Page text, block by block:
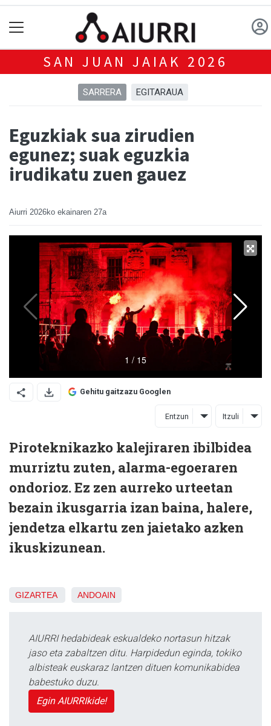
SAN JUAN JAIAK 2026
SARRERA EGITARAUA
Eguzkiak sua zirudien
egunez; suak eguzkia
irudikatu zuen gauez
Aiurri 2026ko ekainaren 27a
Gehitu gaitzazu Googlen
Entzun Itzuli
Piroteknikazko kalejiraren ibilbidea
murriztu zuten, alarma-egoeraren
ondorioz. Ez zen aurreko urteetan
bezain ikusgarria izan baina, halere,
jendetza elkartu zen jaietako azken
ikuskizunean.
GIZARTEA ANDOAIN
AIURRI hedabideak eskualdeko nortasun hitzak
jaso eta zabaltzen ditu. Harpidedun eginda, tokiko
albisteak euskaraz lantzen dituen komunikabidea
babestuko duzu.
Egin AIURRIkide!